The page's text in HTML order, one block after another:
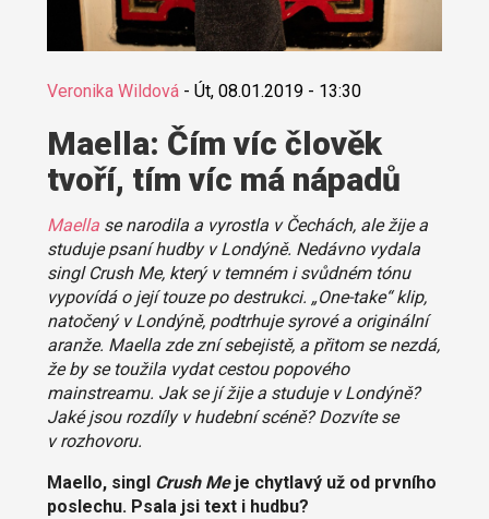
Veronika Wildová- Út, 08.01.2019 - 13:30
Maella: Čím víc člověk
tvoří, tím víc má nápadů
Maellase narodila a vyrostla v Čechách, ale žije a
studuje psaní hudby v Londýně. Nedávno vydala
singl Crush Me, který v temném i svůdném tónu
vypovídá o její touze po destrukci. „One-take“ klip,
natočený v Londýně, podtrhuje syrové a originální
aranže. Maella zde zní sebejistě, a přitom se nezdá,
že by se toužila vydat cestou popového
mainstreamu. Jak se jí žije a studuje v Londýně?
Jaké jsou rozdíly v hudební scéně? Dozvíte se
v rozhovoru.
Maello, singl Crush Meje chytlavý už od prvního
poslechu. Psala jsi text i hudbu?